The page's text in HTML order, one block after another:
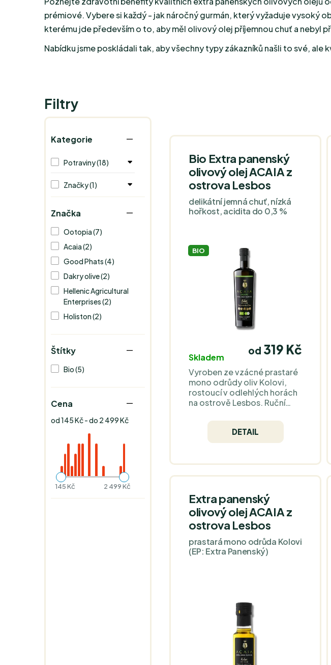
prémiové. Vybere si každý - jak náročný gurmán, který vyžaduje
kterému jde především o to, aby měl olivový olej příjemnou chuť a nebyl
Nabídku jsme poskládali tak, aby všechny typy zákazníků našli to své, ale
Filtry
Kategorie
Potraviny (18)
Značky (1)
Značka
Ootopia (7)
Acaia (2)
Good Phats (4)
Dakry olive (2)
Hellenic Agricultural
Enterprises (2)
Holiston (2)
Štítky
Bio (5)
Cena
od 145 Kč - do 2 499 Kč
145 Kč 2 499 Kč
Bio Extra panenský
olivový olej ACAIA z
ostrova Lesbos
delikátní jemná chuť, nízká
hořkost, acidita do 0,3 %
BIO
Skladem
od 319 Kč
Vyroben ze vzácné prastaré
mono odrůdy oliv Kolovi,
rostoucí v odlehlých horách
na ostrově Lesbos. Ruční
delikátní jemná chuť s tóny
artyčoků, mandlí, rukoly a
jablka vás ohromí. Tento
DETAIL
Extra panenský
olivový olej ACAIA z
ostrova Lesbos
prastará mono odrůda Kolovi
(EP: Extra Panenský)